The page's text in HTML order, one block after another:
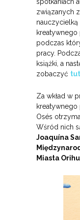
związanych
nauczycielką
kreatywnego
podczas
pracy.
książki, a
zobaczyć
Za wkład w
Osés
Wśród nich
Joaquína
Miasta